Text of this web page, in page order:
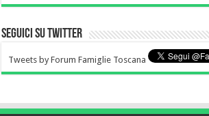
Seguici su Twitter
Tweets by Forum Famiglie Toscana